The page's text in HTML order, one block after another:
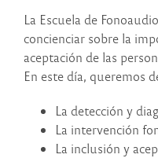
La Escuela de
concienciar sobre la
aceptación de las
En este día, queremos
La detección y
La intervención
La inclusión y